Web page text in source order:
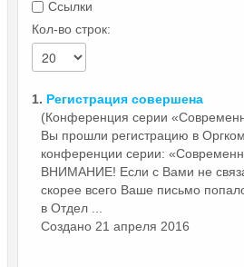
Ссылки
Кол-во строк:
1. Регистрация совершена
(Конференция серии
Вы прошли регистрацию в
конференции серии:
ВНИМАНИЕ! Если с Вами не
скорее всего Ваше письмо
в Отдел ...
Создано 21 апреля 2016